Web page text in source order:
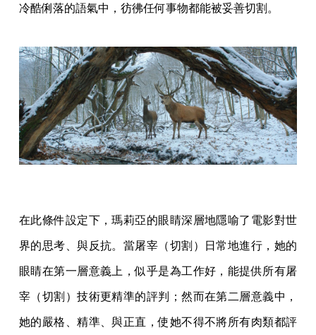
冷酷俐落的語氣中，彷彿任何事物都能被妥善切割。
在此條件設定下，瑪莉亞的眼睛深層地隱喻了電影對世
界的思考、與反抗。當屠宰（切割）日常地進行，她的
眼睛在第一層意義上，似乎是為工作好，能提供所有屠
宰（切割）技術更精準的評判；然而在第二層意義中，
她的嚴格、精準、與正直，使她不得不將所有肉類都評